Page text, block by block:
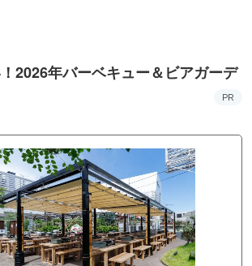
2026年バーベキュー＆ビアガーデ
PR